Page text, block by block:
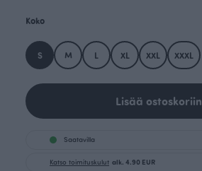
Koko
S M L XL XXL XXXL
Lisää ostoskoriin
Saatavilla
Katso toimituskulut alk. 4.90 EUR